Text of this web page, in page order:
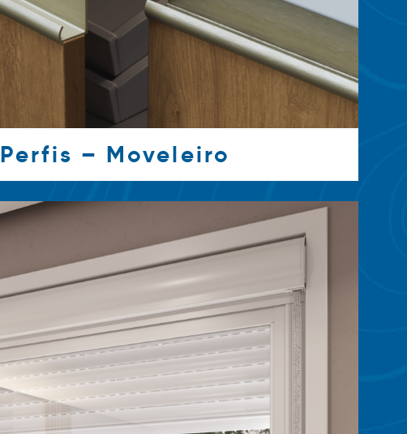
Perfis – Moveleiro